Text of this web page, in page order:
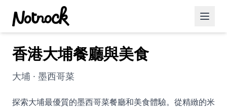
精選活動
博客文章
約會好去處
香港大埔餐廳與美食
大埔 · 墨西哥菜
探索大埔最優質的墨西哥菜餐廳和美食體驗。從精緻的米